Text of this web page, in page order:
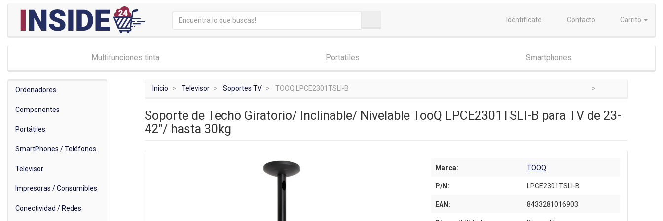
Identifícate Contacto Carrito
Multifunciones tinta Portatiles Smartphones
Ordenadores
Componentes
Portátiles
SmartPhones / Teléfonos
Televisor
Impresoras / Consumibles
Conectividad / Redes
Inicio Televisor Soportes TV TOOQ LPCE2301TSLI-B
Soporte de Techo Giratorio/ Inclinable/ Nivelable TooQ LPCE2301TSLI-B para TV de 23-
42"/ hasta 30kg
Marca: TOOQ
P/N: LPCE2301TSLI-B
EAN: 8433281016903